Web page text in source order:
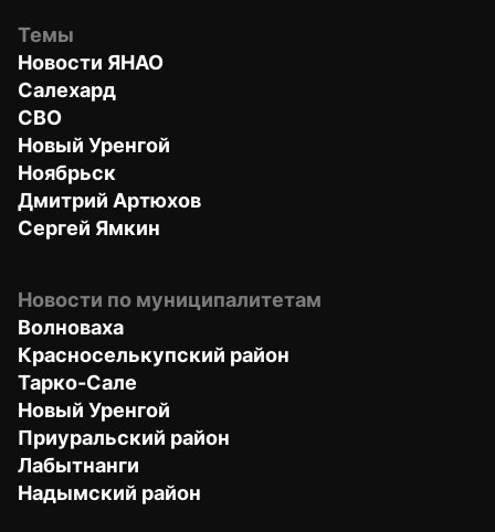
Темы
Новости ЯНАО
Салехард
СВО
Новый Уренгой
Ноябрьск
Дмитрий Артюхов
Сергей Ямкин
Новости по муниципалитетам
Волноваха
Красноселькупский район
Тарко-Сале
Новый Уренгой
Приуральский район
Лабытнанги
Надымский район